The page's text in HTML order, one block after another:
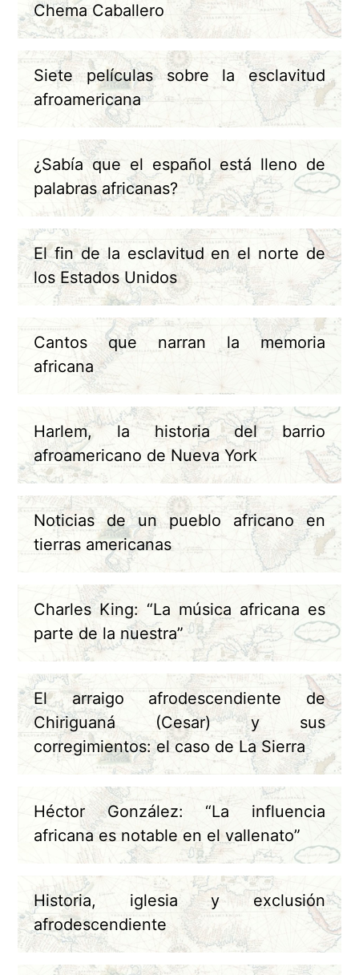
Chema Caballero
Siete películas sobre la esclavitud
afroamericana
¿Sabía que el español está lleno de
palabras africanas?
El fin de la esclavitud en el norte de
los Estados Unidos
Cantos que narran la memoria
africana
Harlem, la historia del barrio
afroamericano de Nueva York
Noticias de un pueblo africano en
tierras americanas
Charles King: “La música africana es
parte de la nuestra”
El arraigo afrodescendiente de
Chiriguaná (Cesar) y sus
corregimientos: el caso de La Sierra
Héctor González: “La influencia
africana es notable en el vallenato”
Historia, iglesia y exclusión
afrodescendiente